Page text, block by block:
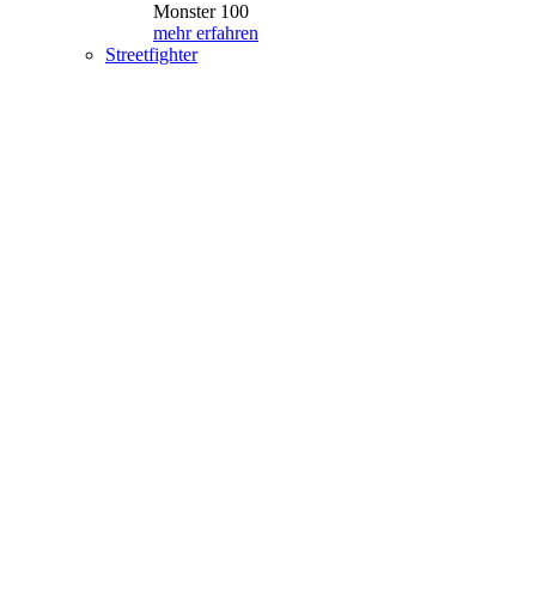
Monster 100
mehr erfahren
Streetfighter